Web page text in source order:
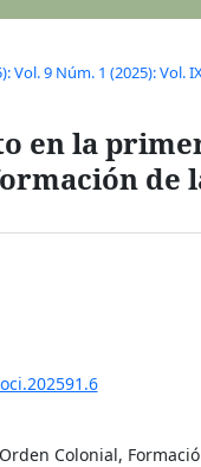
Vol. 9 Núm. 1 (2025): Vol.
en la
de
Colonial,